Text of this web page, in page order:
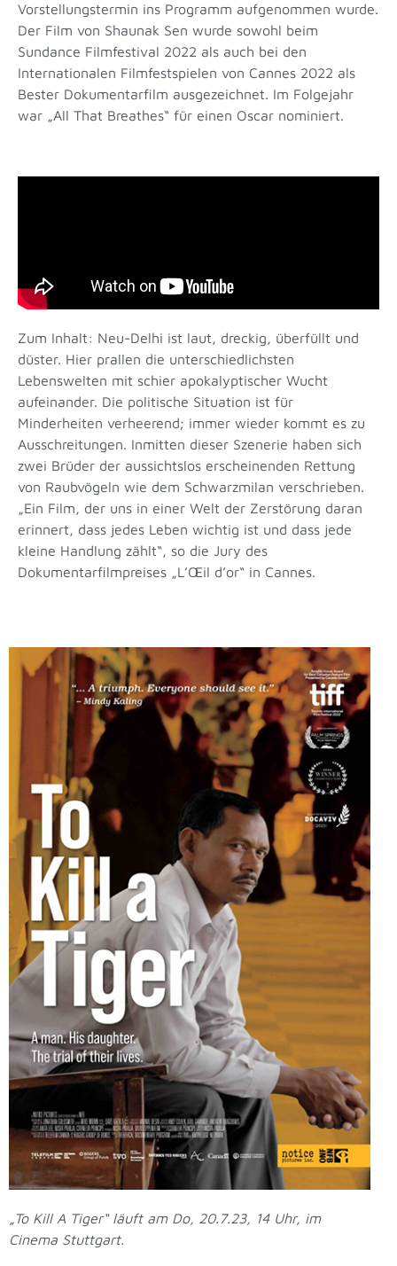
Vorstellungstermin ins Programm aufgenommen wurde.
Der Film von Shaunak Sen wurde sowohl beim
Sundance Filmfestival 2022 als auch bei den
Internationalen Filmfestspielen von Cannes 2022 als
Bester Dokumentarfilm ausgezeichnet. Im Folgejahr
war „All That Breathes“ für einen Oscar nominiert.
Zum Inhalt: Neu-Delhi ist laut, dreckig, überfüllt und
düster. Hier prallen die unterschiedlichsten
Lebenswelten mit schier apokalyptischer Wucht
aufeinander. Die politische Situation ist für
Minderheiten verheerend; immer wieder kommt es zu
Ausschreitungen. Inmitten dieser Szenerie haben sich
zwei Brüder der aussichtslos erscheinenden Rettung
von Raubvögeln wie dem Schwarzmilan verschrieben.
„Ein Film, der uns in einer Welt der Zerstörung daran
erinnert, dass jedes Leben wichtig ist und dass jede
kleine Handlung zählt“, so die Jury des
Dokumentarfilmpreises „L’Œil d’or“ in Cannes.
„To Kill A Tiger“ läuft am Do, 20.7.23, 14 Uhr, im
Cinema Stuttgart.